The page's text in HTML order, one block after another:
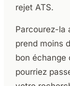
rejet ATS.
Parcourez-la
prend moins
bon échange
pourriez